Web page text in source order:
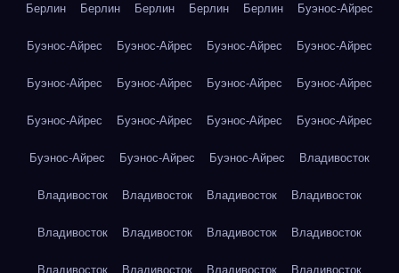
Берлин Берлин Берлин Берлин Берлин Буэнос-Айрес
Буэнос-Айрес Буэнос-Айрес Буэнос-Айрес Буэнос-Айрес
Буэнос-Айрес Буэнос-Айрес Буэнос-Айрес Буэнос-Айрес
Буэнос-Айрес Буэнос-Айрес Буэнос-Айрес Буэнос-Айрес
Буэнос-Айрес Буэнос-Айрес Буэнос-Айрес Владивосток
Владивосток Владивосток Владивосток Владивосток
Владивосток Владивосток Владивосток Владивосток
Владивосток Владивосток Владивосток Владивосток